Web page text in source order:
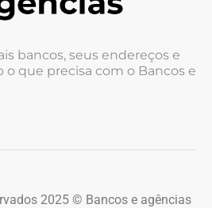
bancos, seus endereços e
que precisa com o Bancos e
2025 © Bancos e agências